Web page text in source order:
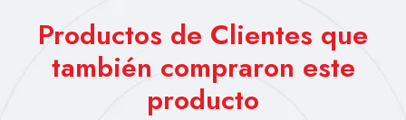
Productos de Clientes que
también compraron este
producto